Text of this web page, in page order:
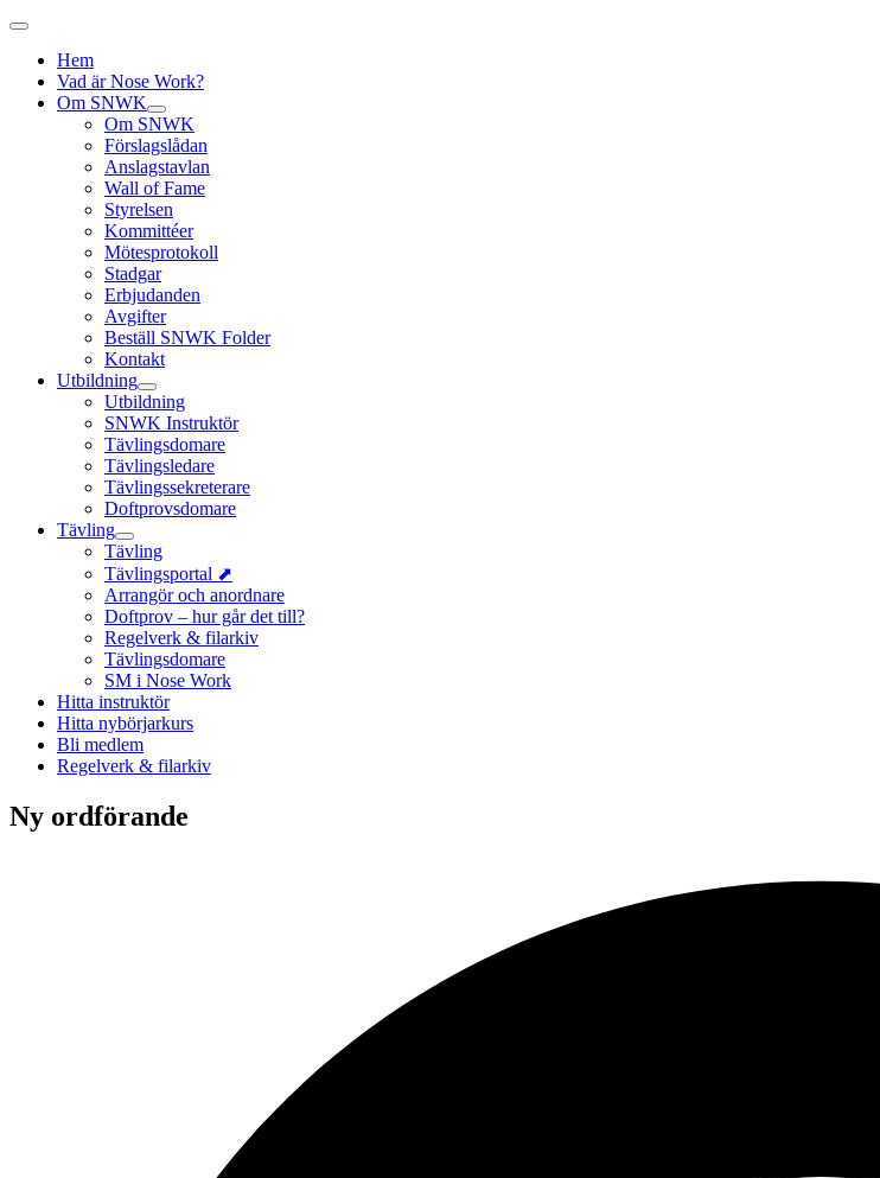
Hem
Vad är Nose Work?
Om SNWK
Om SNWK
Förslagslådan
Anslagstavlan
Wall of Fame
Styrelsen
Kommittéer
Mötesprotokoll
Stadgar
Erbjudanden
Avgifter
Beställ SNWK Folder
Kontakt
Utbildning
Utbildning
SNWK Instruktör
Tävlingsdomare
Tävlingsledare
Tävlingssekreterare
Doftprovsdomare
Tävling
Tävling
Tävlingsportal ⬈
Arrangör och anordnare
Doftprov – hur går det till?
Regelverk & filarkiv
Tävlingsdomare
SM i Nose Work
Hitta instruktör
Hitta nybörjarkurs
Bli medlem
Regelverk & filarkiv
Ny ordförande